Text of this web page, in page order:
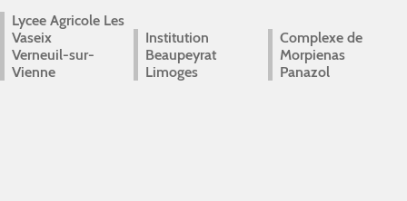
Lycee Agricole Les
Vaseix
Verneuil-sur-
Vienne
Institution
Beaupeyrat
Limoges
Complexe de
Morpienas
Panazol